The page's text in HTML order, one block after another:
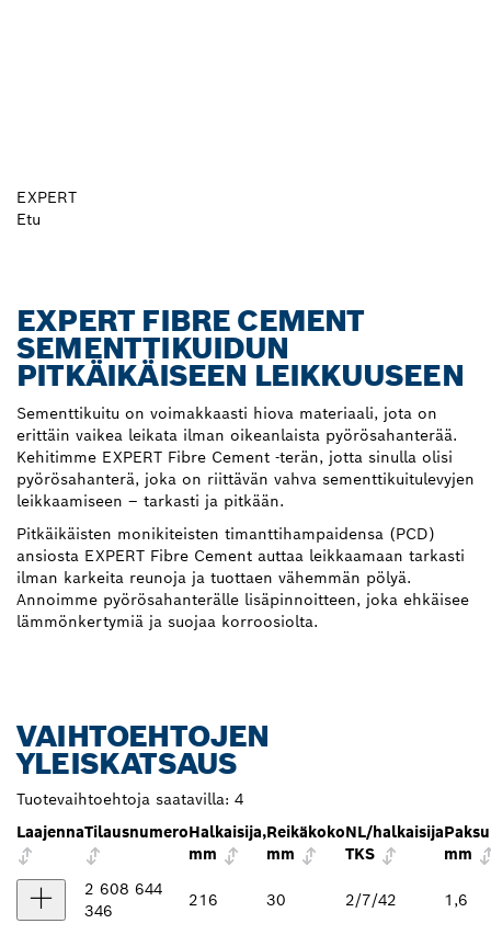
EXPERT
Etu
EXPERT FIBRE CEMENT
SEMENTTIKUIDUN
PITKÄIKÄISEEN LEIKKUUSEEN
Sementtikuitu on voimakkaasti hiova materiaali, jota on
erittäin vaikea leikata ilman oikeanlaista pyörösahanterää.
Kehitimme EXPERT Fibre Cement -terän, jotta sinulla olisi
pyörösahanterä, joka on riittävän vahva sementtikuitulevyjen
leikkaamiseen – tarkasti ja pitkään.
Pitkäikäisten monikiteisten timanttihampaidensa (PCD)
ansiosta EXPERT Fibre Cement auttaa leikkaamaan tarkasti
ilman karkeita reunoja ja tuottaen vähemmän pölyä.
Annoimme pyörösahanterälle lisäpinnoitteen, joka ehkäisee
lämmönkertymiä ja suojaa korroosiolta.
VAIHTOEHTOJEN
YLEISKATSAUS
Tuotevaihtoehtoja saatavilla: 4
LaajennaTilausnumeroHalkaisija,
mm
Reikäkoko
mm
NL/halkaisija
TKS
mm
2 608 644
346
216 30 2/7/42 1,6